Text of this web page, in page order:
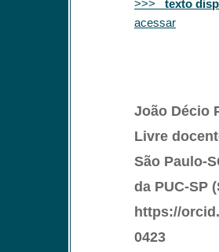
>>> texto
acessar
João Décio
Livre
São Paulo-
da PUC-SP
https://
0423